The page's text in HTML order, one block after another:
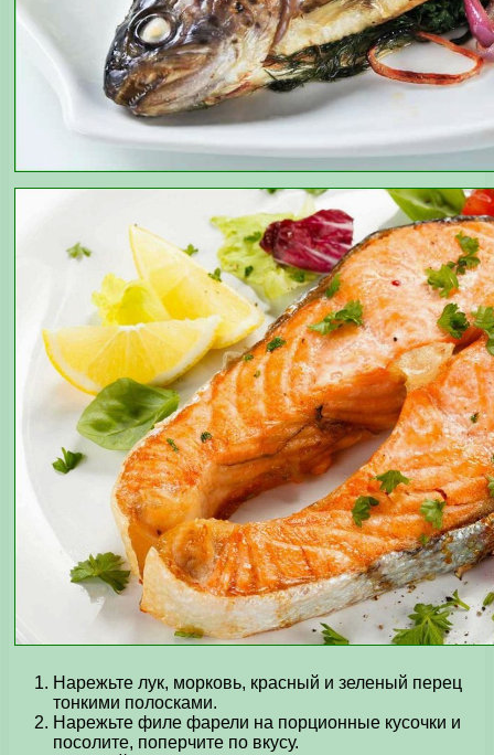
Нарежьте лук, морковь, красный и зеленый перец
тонкими полосками.
Нарежьте филе фарели на порционные кусочки и
посолите, поперчите по вкусу.